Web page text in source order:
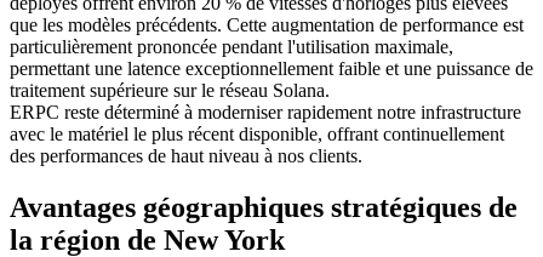
que les modèles précédents. Cette augmentation de performance est
particulièrement prononcée pendant l'utilisation maximale,
permettant une latence exceptionnellement faible et une puissance de
traitement supérieure sur le réseau Solana.
ERPC reste déterminé à moderniser rapidement notre infrastructure
avec le matériel le plus récent disponible, offrant continuellement
des performances de haut niveau à nos clients.
Avantages géographiques stratégiques de
la région de New York